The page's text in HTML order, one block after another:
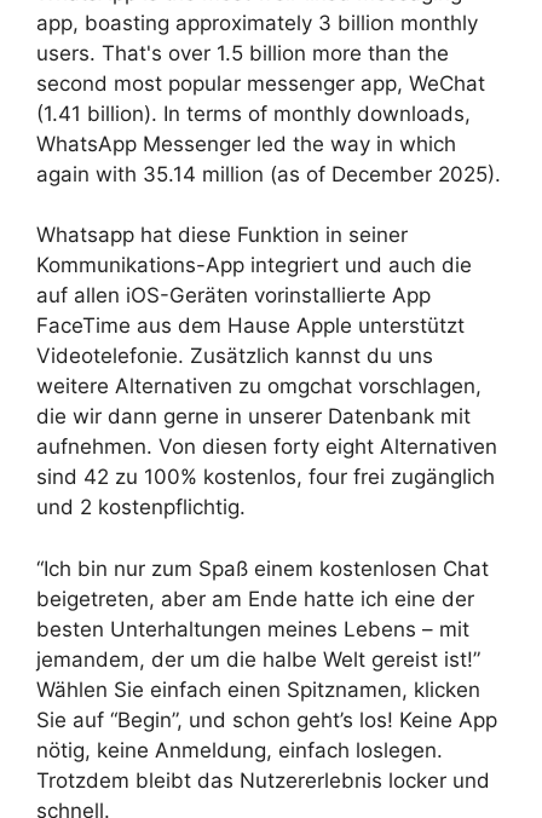
app, boasting approximately 3 billion monthly
users. That's over 1.5 billion more than the
second most popular messenger app, WeChat
(1.41 billion). In terms of monthly downloads,
WhatsApp Messenger led the way in which
again with 35.14 million (as of December 2025).
Whatsapp hat diese Funktion in seiner
Kommunikations-App integriert und auch die
auf allen iOS-Geräten vorinstallierte App
FaceTime aus dem Hause Apple unterstützt
Videotelefonie. Zusätzlich kannst du uns
weitere Alternativen zu omgchat vorschlagen,
die wir dann gerne in unserer Datenbank mit
aufnehmen. Von diesen forty eight Alternativen
sind 42 zu 100% kostenlos, four frei zugänglich
und 2 kostenpflichtig.
“Ich bin nur zum Spaß einem kostenlosen Chat
beigetreten, aber am Ende hatte ich eine der
besten Unterhaltungen meines Lebens – mit
jemandem, der um die halbe Welt gereist ist!”
Wählen Sie einfach einen Spitznamen, klicken
Sie auf “Begin”, und schon geht’s los! Keine App
nötig, keine Anmeldung, einfach loslegen.
Trotzdem bleibt das Nutzererlebnis locker und
schnell.